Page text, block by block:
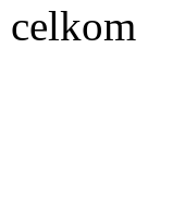
celkom